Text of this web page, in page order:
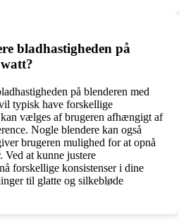
bladhastigheden på
på blenderen med
typisk have forskellige
vælges af brugeren afhængigt af
Nogle blendere kan også
brugeren mulighed for at opnå
Ved at kunne justere
forskellige konsistenser i dine
til glatte og silkebløde